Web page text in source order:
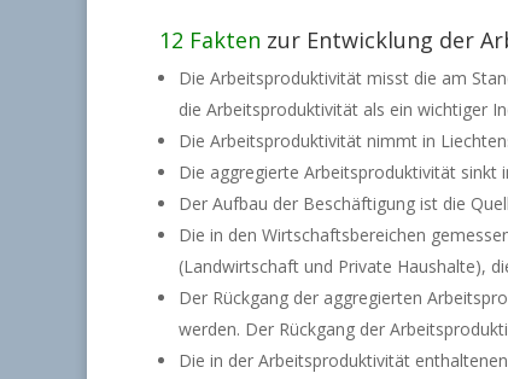
12 Fakten zur Entwicklung der
Die Arbeitsproduktivität misst die am
die Arbeitsproduktivität als ein wichtiger
Die Arbeitsproduktivität nimmt in
Die aggregierte Arbeitsproduktivität sinkt
Der Aufbau der Beschäftigung ist die
Die in den Wirtschaftsbereichen
(Landwirtschaft und Private Haushalte),
Der Rückgang der aggregierten
werden. Der Rückgang der
Die in der Arbeitsproduktivität